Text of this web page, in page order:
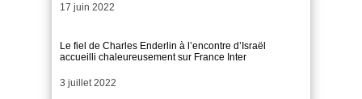
Date
17 juin 2022
Le fiel de Charles Enderlin à l’encontre d’Israël
accueilli chaleureusement sur France Inter
Date
3 juillet 2022